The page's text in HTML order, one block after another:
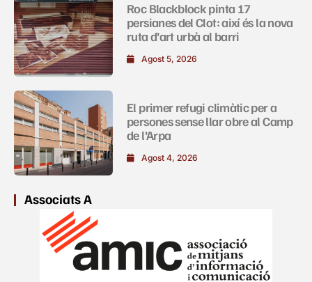
Roc Blackblock pinta 17
persianes del Clot: així és la nova
ruta d’art urbà al barri
Agost 5, 2026
El primer refugi climàtic per a
persones sense llar obre al Camp
de l’Arpa
Agost 4, 2026
Associats A